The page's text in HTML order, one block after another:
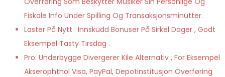
Fiskale Info Under Spilling Og Transaksjonsminutter.
Laster På Nytt : Innskudd Bonuser På Sirkel Dager , Godt
Eksempel Tasty Tirsdag .
Pro: Underbygge Divergerer Kile Alternativ , For Eksempel
Akserophthol Visa, PayPal, Depotinstitusjon Overføring